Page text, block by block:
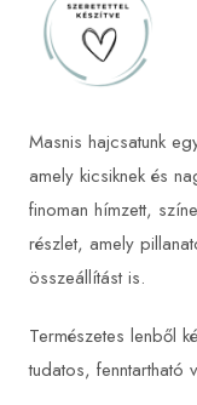
Masnis hajcsatunk
amely kicsiknek és
finoman hímzett,
részlet, amely
összeállítást is.
Természetes lenből
tudatos, fenntartható